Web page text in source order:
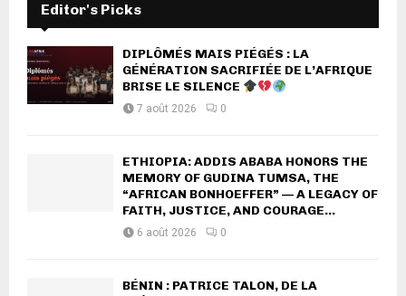
Editor's Picks
DIPLÔMÉS MAIS PIÉGÉS : LA
GÉNÉRATION SACRIFIÉE DE L’AFRIQUE
BRISE LE SILENCE
7 août 2026 0
ETHIOPIA: ADDIS ABABA HONORS THE
MEMORY OF GUDINA TUMSA, THE
“AFRICAN BONHOEFFER” — A LEGACY OF
FAITH, JUSTICE, AND COURAGE...
6 août 2026 0
BÉNIN : PATRICE TALON, DE LA